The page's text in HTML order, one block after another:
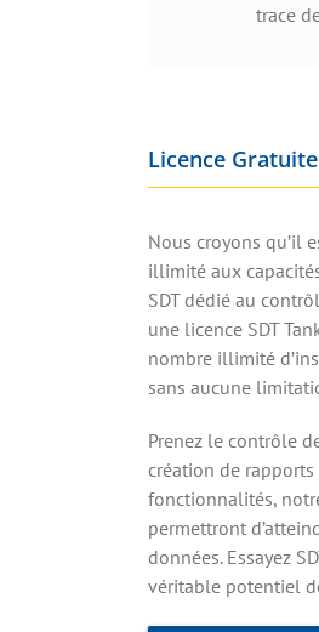
trace
Licence
Nous croyons qu’il
illimité aux
SDT dédié au
une licence SDT
nombre illimité
sans aucune
Prenez le contrôle
création de rapports
fonctionnalités,
permettront
données. Essayez
véritable potentiel